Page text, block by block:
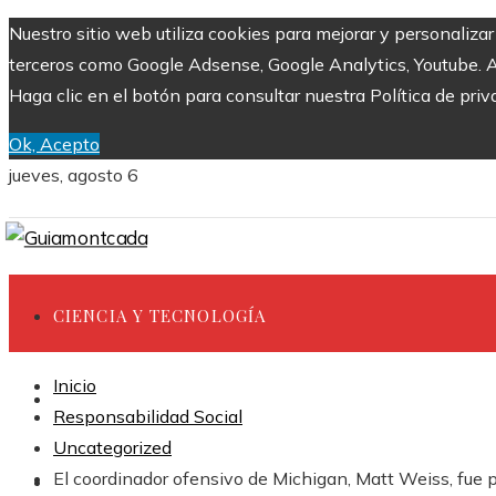
Nuestro sitio web utiliza cookies para mejorar y
terceros como Google Adsense, Google Analytics,
Haga clic en el botón para consultar nuestra Política de
Ok, Acepto
jueves, agosto 6
CIENCIA Y TECNOLOGÍA
INVERSIONES Y NEGOCIOS
CULTURA Y OCIO
Inicio
Responsabilidad Social
Uncategorized
El coordinador ofensivo de Michigan, Matt Weiss,